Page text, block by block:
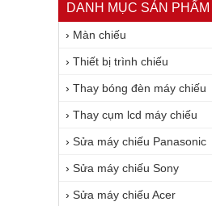
DANH MỤC SẢN PHẨM
› Màn chiếu
› Thiết bị trình chiếu
› Thay bóng đèn máy chiếu
› Thay cụm lcd máy chiếu
› Sửa máy chiếu Panasonic
› Sửa máy chiếu Sony
› Sửa máy chiếu Acer